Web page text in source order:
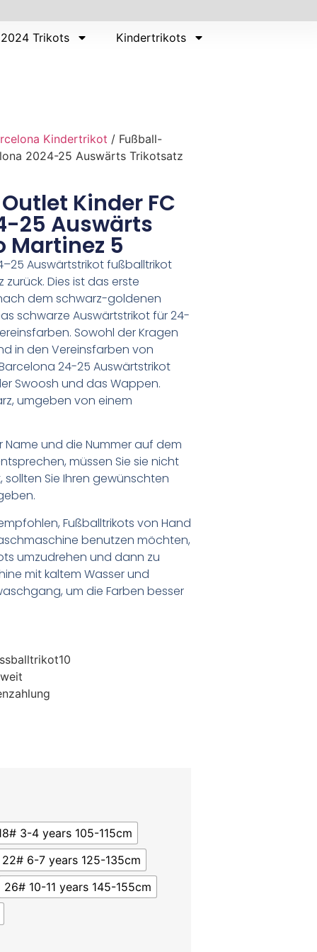
Trikots Kindertrikots
Kindertrikot / Fußball-
2024-25 Auswärts Trikotsatz
Kinder FC
25 Auswärts
Martinez 5
Auswärtstrikot fußballtrikot
Dies ist das erste
dem schwarz-goldenen
schwarze Auswärtstrikot für 24-
Sowohl der Kragen
in den Vereinsfarben von
24-25 Auswärtstrikot
Swoosh und das Wappen.
umgeben von einem
Name und die Nummer auf dem
müssen Sie sie nicht
Sie Ihren gewünschten
Fußballtrikots von Hand
benutzen möchten,
umzudrehen und dann zu
mit kaltem Wasser und
um die Farben besser
3-4 years 105-115cm
22# 6-7 years 125-135cm
26# 10-11 years 145-155cm